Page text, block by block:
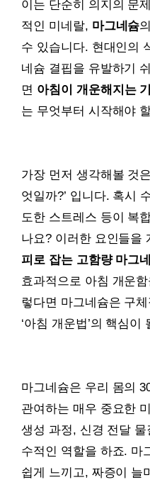
이는 단순히 의지의 문
적인 미네랄, 마그네슘
수 있습니다. 현대인의
네슘 결핍을 유발하기
면 아침이 개운해지는
는 무엇부터 시작해야
가장 먼저 생각해볼 것
엇일까?’ 입니다. 혹시
도한 스트레스 등이 복
나요? 이러한 요인들을
피로 잡는 고함량 마그
효과적으로 아침 개운
렇다면 마그네슘은 구
‘아침 개운법’의 핵심이
마그네슘은 우리 몸의
관여하는 매우 중요한
생성 과정, 신경 전달
수적인 역할을 하죠. 마
쉽게 느끼고, 짜증이 늘